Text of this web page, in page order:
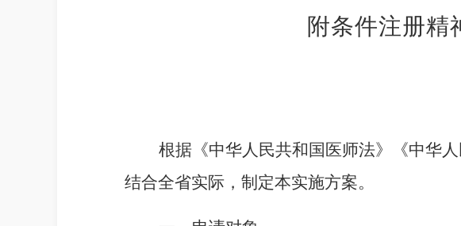
附条件注册精
根据《中华人民共和国医师法》《中华
结合全省实际，制定本实施方案。